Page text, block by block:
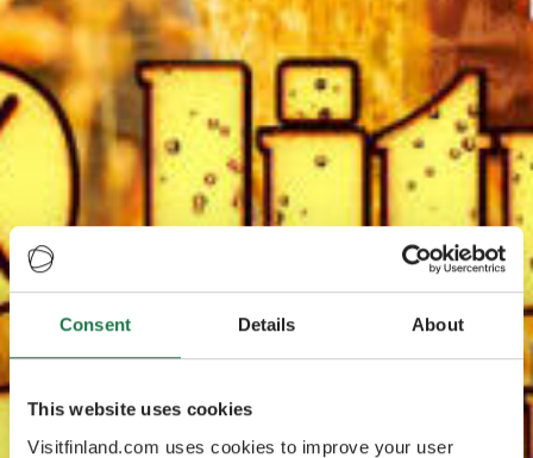
Consent Details About
This website uses cookies
Visitfinland.com uses cookies to improve your user